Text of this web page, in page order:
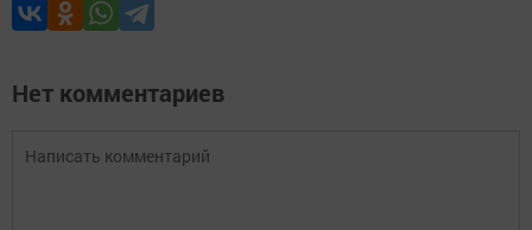
Нет комментариев